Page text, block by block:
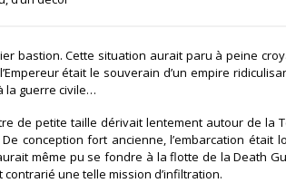
bastion. Cette situation aurait paru à peine
était le souverain d’un empire
la guerre civile…
de petite taille dérivait lentement autour de la
conception fort ancienne, l’embarcation était
même pu se fondre à la flotte de la Death
une telle mission d’infiltration.